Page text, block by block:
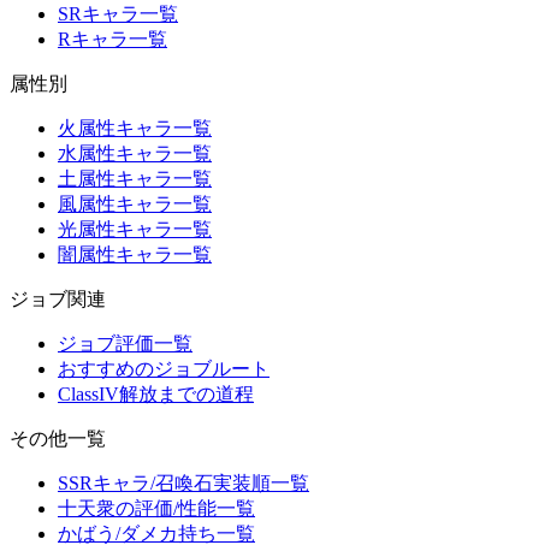
SRキャラ一覧
Rキャラ一覧
属性別
火属性キャラ一覧
水属性キャラ一覧
土属性キャラ一覧
風属性キャラ一覧
光属性キャラ一覧
闇属性キャラ一覧
ジョブ関連
ジョブ評価一覧
おすすめのジョブルート
ClassIV解放までの道程
その他一覧
SSRキャラ/召喚石実装順一覧
十天衆の評価/性能一覧
かばう/ダメカ持ち一覧